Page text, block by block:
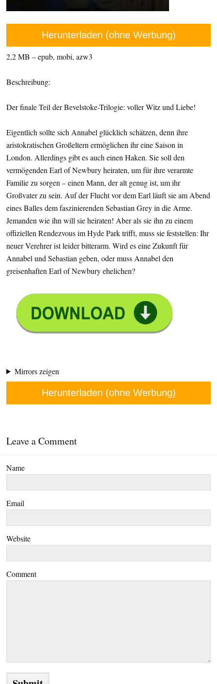
Herunterladen (ohne Werbung)
2,2 MB – epub, mobi, azw3
Beschreibung:
Der finale Teil der Bevelstoke-Trilogie: voller Witz und Liebe!
Eigentlich sollte sich Annabel glücklich schätzen, denn ihre
aristokratischen Großeltern ermöglichen ihr eine Saison in
London. Allerdings gibt es auch einen Haken. Sie soll den
vermögenden Earl of Newbury heiraten, um für ihre verarmte
Familie zu sorgen – einen Mann, der alt genug ist, um ihr
Großvater zu sein. Auf der Flucht vor dem Earl läuft sie am Abend
eines Balles dem faszinierenden Sebastian Grey in die Arme.
Jemanden wie ihn will sie heiraten! Aber als sie ihn zu einem
offiziellen Rendezvous im Hyde Park trifft, muss sie feststellen: Ihr
neuer Verehrer ist leider bitterarm. Wird es eine Zukunft für
Annabel und Sebastian geben, oder muss Annabel den
greisenhaften Earl of Newbury ehelichen?
Mirrors zeigen
Herunterladen (ohne Werbung)
Leave a Comment
Name
Email
Website
Comment